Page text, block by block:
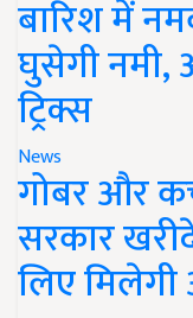
बारिश में
घुसेगी नमी,
ट्रिक्स
News
गोबर और
सरकार
लिए